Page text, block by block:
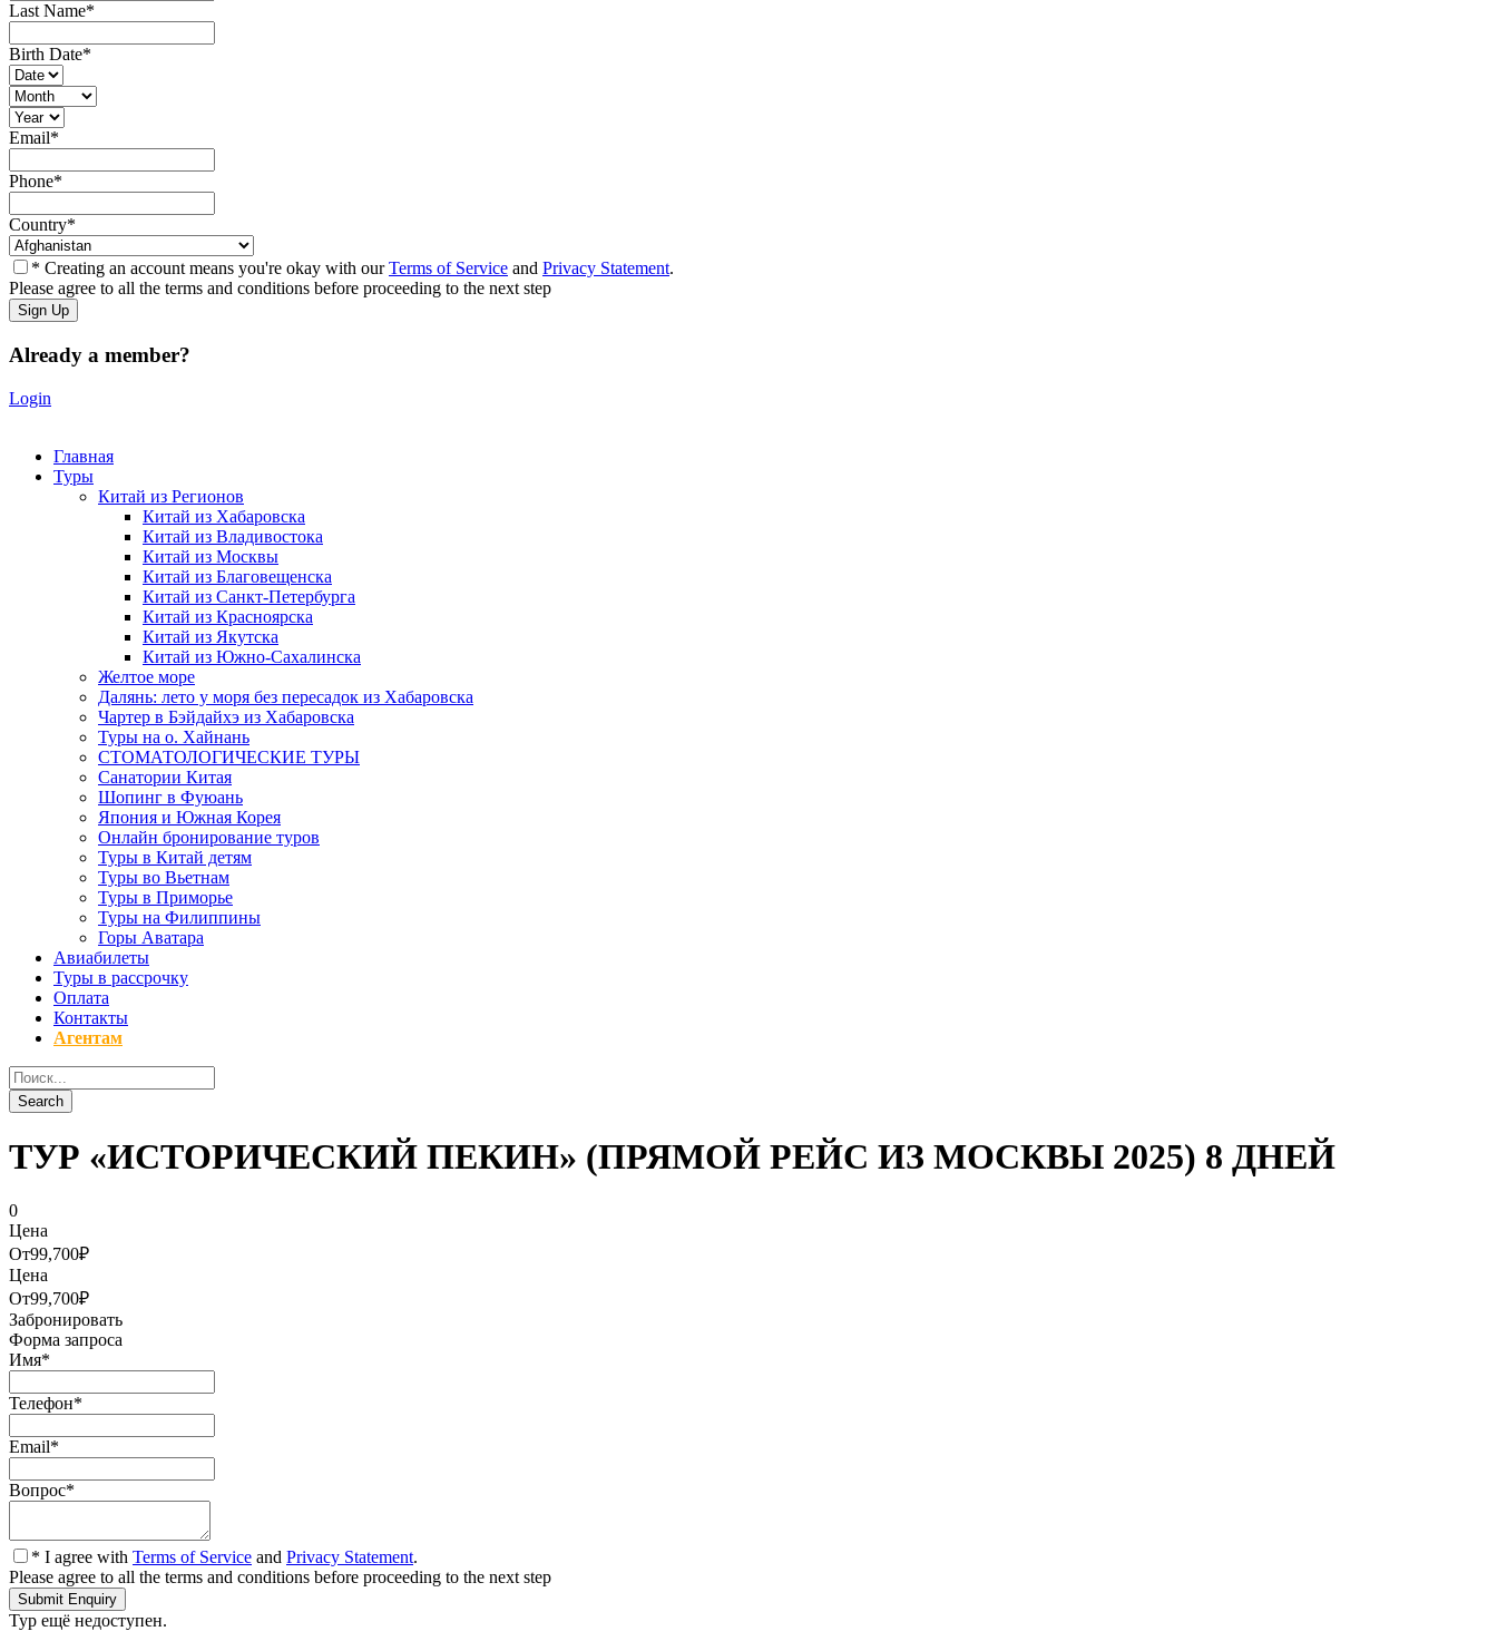
Last Name*
Birth Date*
Email*
Phone*
Country*
* Creating an account means you're okay with ourTerms of Service and Privacy Statement.
Please agree to all the terms and conditions before proceeding to the next step
Already a member?
Login
Главная
Туры
Китай из Регионов
Китай из Хабаровска
Китай из Владивостока
Китай из Москвы
Китай из Благовещенска
Китай из Санкт-Петербурга
Китай из Красноярска
Китай из Якутска
Китай из Южно-Сахалинска
Желтое море
Далянь: лето у моря без пересадок из Хабаровска
Чартер в Бэйдайхэ из Хабаровска
Туры на о. Хайнань
СТОМАТОЛОГИЧЕСКИЕ ТУРЫ
Санатории Китая
Шопинг в Фуюань
Япония и Южная Корея
Онлайн бронирование туров
Туры в Китай детям
Туры во Вьетнам
Туры в Приморье
Туры на Филиппины
Горы Аватара
Авиабилеты
Туры в рассрочку
Оплата
Контакты
Агентам
ТУР «ИСТОРИЧЕСКИЙ ПЕКИН» (ПРЯМОЙ РЕЙС ИЗ МОСКВЫ 2025) 8 ДНЕЙ
0
Цена
От99,700₽
Цена
От99,700₽
Забронировать
Форма запроса
Имя*
Телефон*
Email*
Вопрос*
* I agree with Terms of Service and Privacy Statement.
Please agree to all the terms and conditions before proceeding to the next step
Тур ещё недоступен.